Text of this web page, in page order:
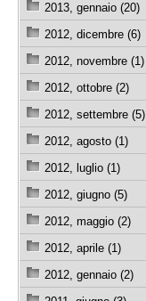
2013, gennaio (20)
2012, dicembre (6)
2012, novembre (1)
2012, ottobre (2)
2012, settembre (5)
2012, agosto (1)
2012, luglio (1)
2012, giugno (5)
2012, maggio (2)
2012, aprile (1)
2012, gennaio (2)